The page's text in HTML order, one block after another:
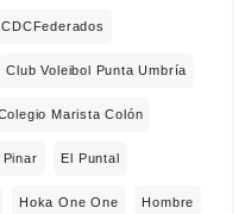
CDCFederados
Club Voleibol Punta Umbría
Marista Colón
Pinar El Puntal
Hoka One One Hombre